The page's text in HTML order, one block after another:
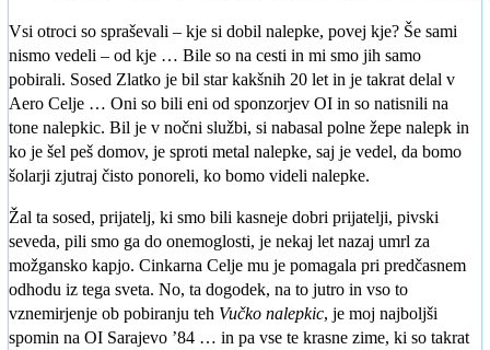
Vsi otroci so spraševali – kje si dobil nalepke, povej kje? Še sami
nismo vedeli – od kje … Bile so na cesti in mi smo jih samo
pobirali. Sosed Zlatko je bil star kakšnih 20 let in je takrat delal v
Aero Celje … Oni so bili eni od sponzorjev OI in so natisnili na
tone nalepkic. Bil je v nočni službi, si nabasal polne žepe nalepk in
ko je šel peš domov, je sproti metal nalepke, saj je vedel, da bomo
šolarji zjutraj čisto ponoreli, ko bomo videli nalepke.
Žal ta sosed, prijatelj, ki smo bili kasneje dobri prijatelji, pivski
seveda, pili smo ga do onemoglosti, je nekaj let nazaj umrl za
možgansko kapjo. Cinkarna Celje mu je pomagala pri predčasnem
odhodu iz tega sveta. No, ta dogodek, na to jutro in vso to
vznemirjenje ob pobiranju teh Vučko nalepkic, je moj najboljši
spomin na OI Sarajevo ’84 … in pa vse te krasne zime, ki so takrat